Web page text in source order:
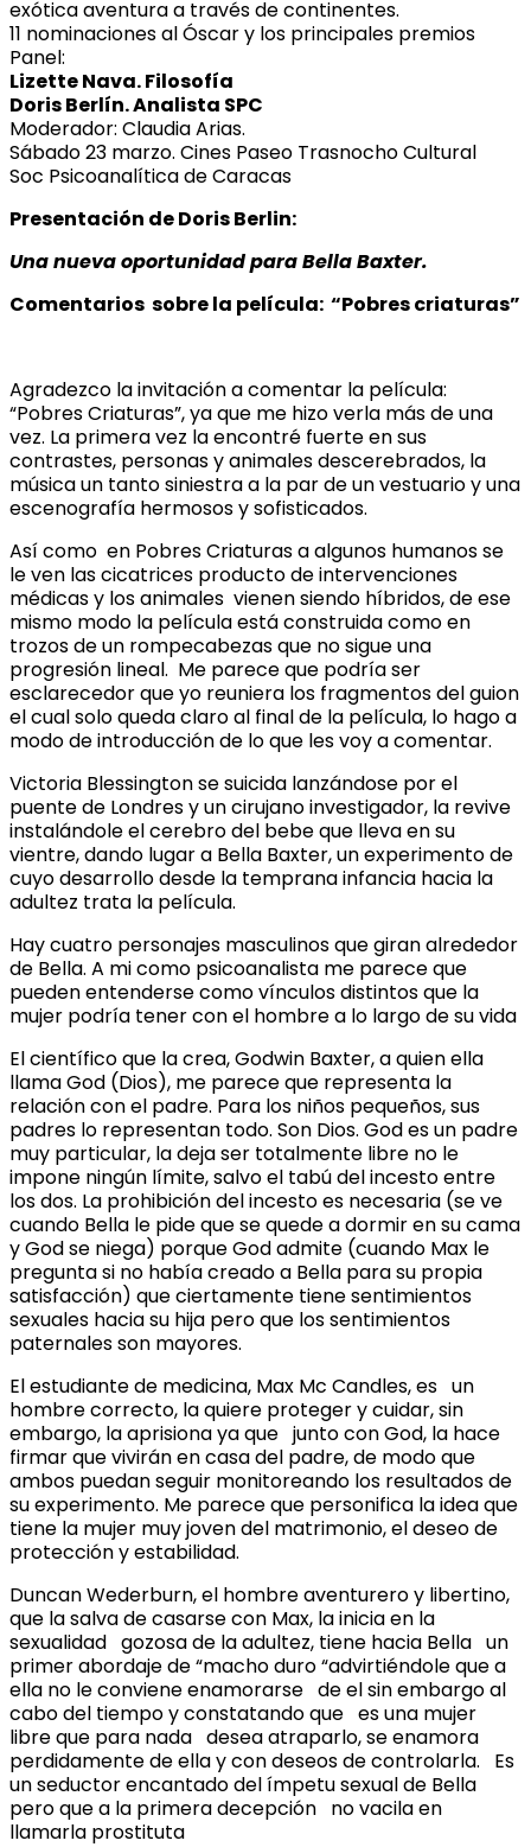
exótica aventura a través de continentes.
11 nominaciones al Óscar y los principales premios
Panel:
Lizette Nava. Filosofía
Doris Berlín. Analista SPC
Moderador: Claudia Arias.
Sábado 23 marzo. Cines Paseo Trasnocho Cultural
Soc Psicoanalítica de Caracas
Presentación de Doris Berlin:
Una nueva oportunidad para Bella Baxter.
Comentarios sobre la película: “Pobres criaturas”
Agradezco la invitación a comentar la película:
“Pobres Criaturas”, ya que me hizo verla más de una
vez. La primera vez la encontré fuerte en sus
contrastes, personas y animales descerebrados, la
música un tanto siniestra a la par de un vestuario y una
escenografía hermosos y sofisticados.
Así como en Pobres Criaturas a algunos humanos se
le ven las cicatrices producto de intervenciones
médicas y los animales vienen siendo híbridos, de ese
mismo modo la película está construida como en
trozos de un rompecabezas que no sigue una
progresión lineal. Me parece que podría ser
esclarecedor que yo reuniera los fragmentos del guion
el cual solo queda claro al final de la película, lo hago a
modo de introducción de lo que les voy a comentar.
Victoria Blessington se suicida lanzándose por el
puente de Londres y un cirujano investigador, la revive
instalándole el cerebro del bebe que lleva en su
vientre, dando lugar a Bella Baxter, un experimento de
cuyo desarrollo desde la temprana infancia hacia la
adultez trata la película.
Hay cuatro personajes masculinos que giran alrededor
de Bella. A mi como psicoanalista me parece que
pueden entenderse como vínculos distintos que la
mujer podría tener con el hombre a lo largo de su vida
El científico que la crea, Godwin Baxter, a quien ella
llama God (Dios), me parece que representa la
relación con el padre. Para los niños pequeños, sus
padres lo representan todo. Son Dios. God es un padre
muy particular, la deja ser totalmente libre no le
impone ningún límite, salvo el tabú del incesto entre
los dos. La prohibición del incesto es necesaria (se ve
cuando Bella le pide que se quede a dormir en su cama
y God se niega) porque God admite (cuando Max le
pregunta si no había creado a Bella para su propia
satisfacción) que ciertamente tiene sentimientos
sexuales hacia su hija pero que los sentimientos
paternales son mayores.
El estudiante de medicina, Max Mc Candles, es un
hombre correcto, la quiere proteger y cuidar, sin
embargo, la aprisiona ya que junto con God, la hace
firmar que vivirán en casa del padre, de modo que
ambos puedan seguir monitoreando los resultados de
su experimento. Me parece que personifica la idea que
tiene la mujer muy joven del matrimonio, el deseo de
protección y estabilidad.
Duncan Wederburn, el hombre aventurero y libertino,
que la salva de casarse con Max, la inicia en la
sexualidad gozosa de la adultez, tiene hacia Bella un
primer abordaje de “macho duro “advirtiéndole que a
ella no le conviene enamorarse de el sin embargo al
cabo del tiempo y constatando que es una mujer
libre que para nada desea atraparlo, se enamora
perdidamente de ella y con deseos de controlarla. Es
un seductor encantado del ímpetu sexual de Bella
pero que a la primera decepción no vacila en
llamarla prostituta